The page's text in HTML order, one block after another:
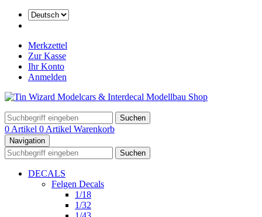
Merkzettel
Zur Kasse
Ihr Konto
Anmelden
Suchen
0 Artikel 0 Artikel Warenkorb
Navigation
Suchen
DECALS
Felgen Decals
1/18
1/32